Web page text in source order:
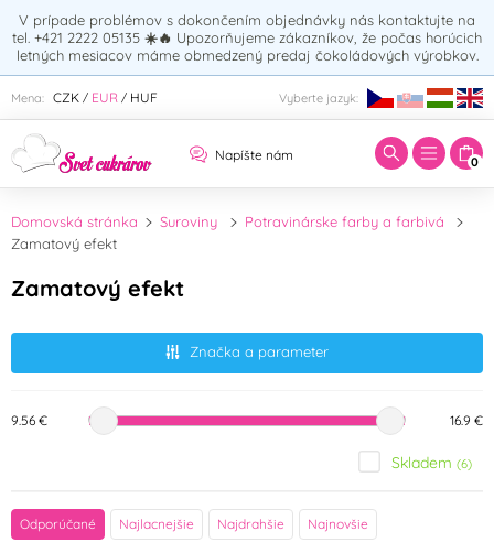
V prípade problémov s dokončením objednávky nás kontaktujte na
tel. +421 2222 05135 ☀️🔥 Upozorňujeme zákazníkov, že počas horúcich
letných mesiacov máme obmedzený predaj čokoládových výrobkov.
Mena: CZK / EUR / HUF Vyberte jazyk:
Napíšte nám 0
Zadajte hľadaný výraz:
Domovská stránka Suroviny
Potravinárske farby a farbivá
Zamatový efekt
Zamatový efekt
Značka a parameter
značka
9.56 € 16.9 €
Skladem (6)
Odporúčané Najlacnejšie Najdrahšie Najnovšie